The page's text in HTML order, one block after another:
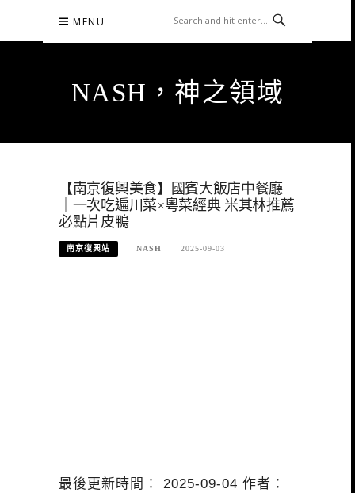
content
MENU
NASH，神之領域
【南京復興美食】國賓大飯店中餐廳
｜一次吃遍川菜×粵菜經典 米其林推薦
必點片皮鴨
南京復興站 NASH 2025-09-03
最後更新時間： 2025-09-04 作者：